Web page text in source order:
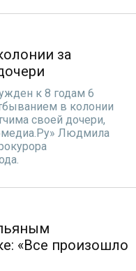
за
к 8 годам 6
в колонии
своей дочери,
Людмила
«Все произошло